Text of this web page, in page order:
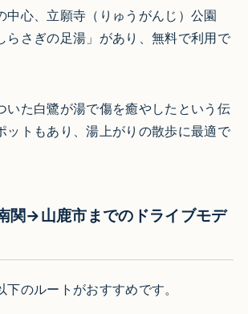
中心、立願寺（りゅうがんじ）公園
らさぎの足湯」があり、無料で利用で
いた白鷺が湯で傷を癒やしたという伝
ットもあり、湯上がりの散歩に最適で
関→山鹿市までのドライブモデ
のルートがおすすめです。